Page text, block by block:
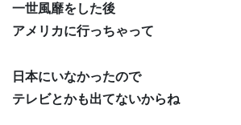
一世風靡をした後
アメリカに行っちゃって
日本にいなかったので
テレビとかも出てないからね